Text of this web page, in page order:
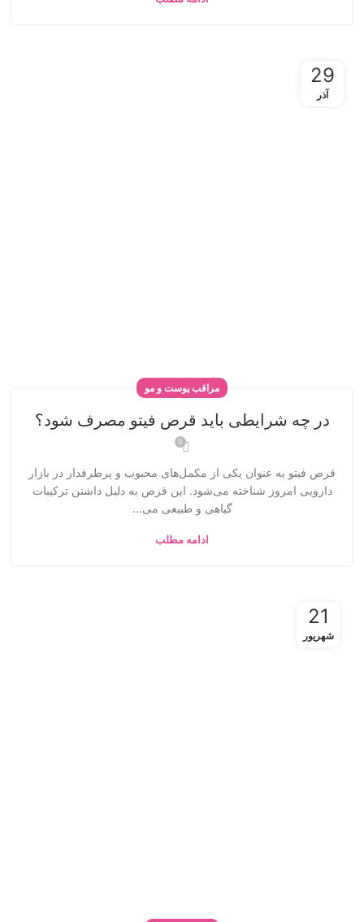
29
آذر
مراقب پوست و مو
در چه شرایطی باید قرص فیتو مصرف شود؟
0
قرص فیتو به عنوان یکی از مکمل‌های محبوب و پرطرفدار در بازار
دارویی امروز شناخته می‌شود. این قرص به دلیل داشتن ترکیبات
گیاهی و طبیعی می‌...
ادامه مطلب
21
شهریور